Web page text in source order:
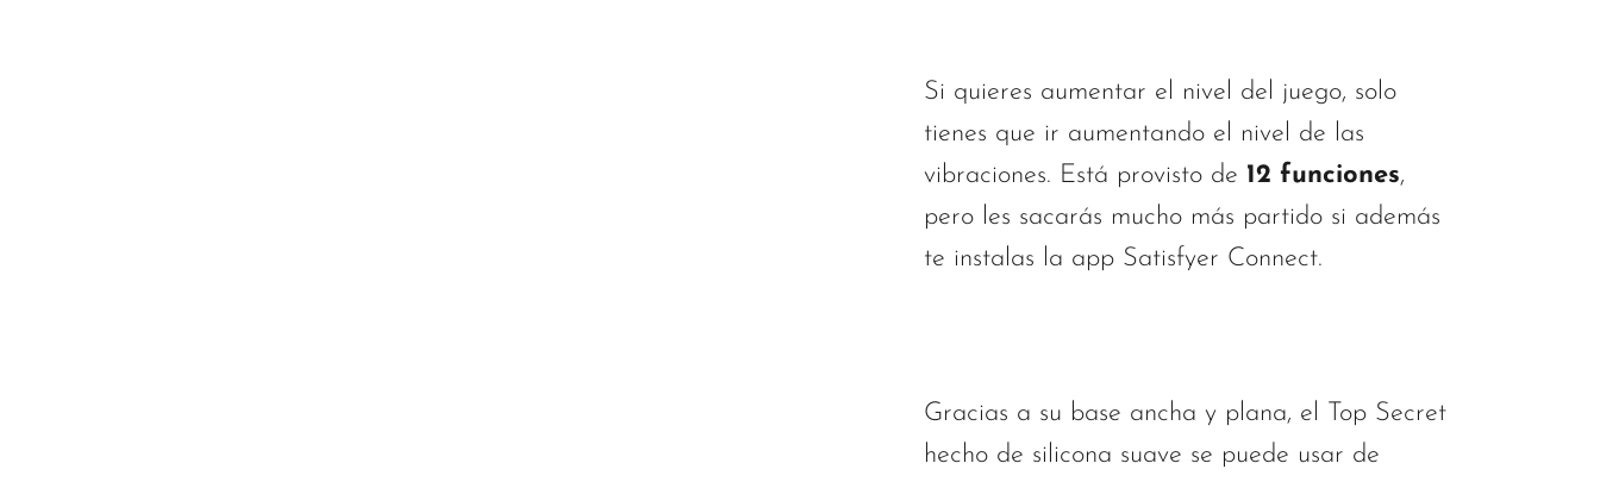
Si quieres aumentar el nivel del juego, solo
tienes que ir aumentando el nivel de las
vibraciones. Está provisto de 12 funciones,
pero les sacarás mucho más partido si además
te instalas la app Satisfyer Connect.
Gracias a su base ancha y plana, el Top Secret
hecho de silicona suave se puede usar de